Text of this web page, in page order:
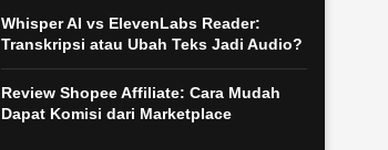
Whisper AI vs ElevenLabs Reader:
Transkripsi atau Ubah Teks Jadi Audio?
Review Shopee Affiliate: Cara Mudah
Dapat Komisi dari Marketplace